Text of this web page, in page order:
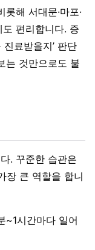
해 서대문·마포·
편리합니다. 증
료받을지’ 판단
는 것만으로도 불
. 꾸준한 습관은
장 큰 역할을 합니
~1시간마다 일어